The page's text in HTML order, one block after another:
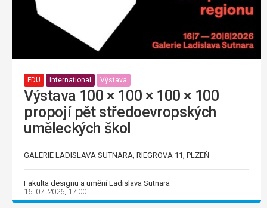
FDU International Výstava
Výstava 100 × 100 × 100 × 100
propojí pět středoevropských
uměleckých škol
GALERIE LADISLAVA SUTNARA, RIEGROVA 11, PLZEŇ
Fakulta designu a umění Ladislava Sutnara
16. 07. 2026, 17:00